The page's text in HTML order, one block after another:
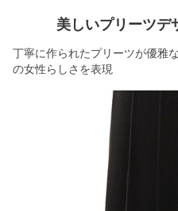
美しいプリーツデ
丁寧に作られたプリーツが優雅
の女性らしさを表現